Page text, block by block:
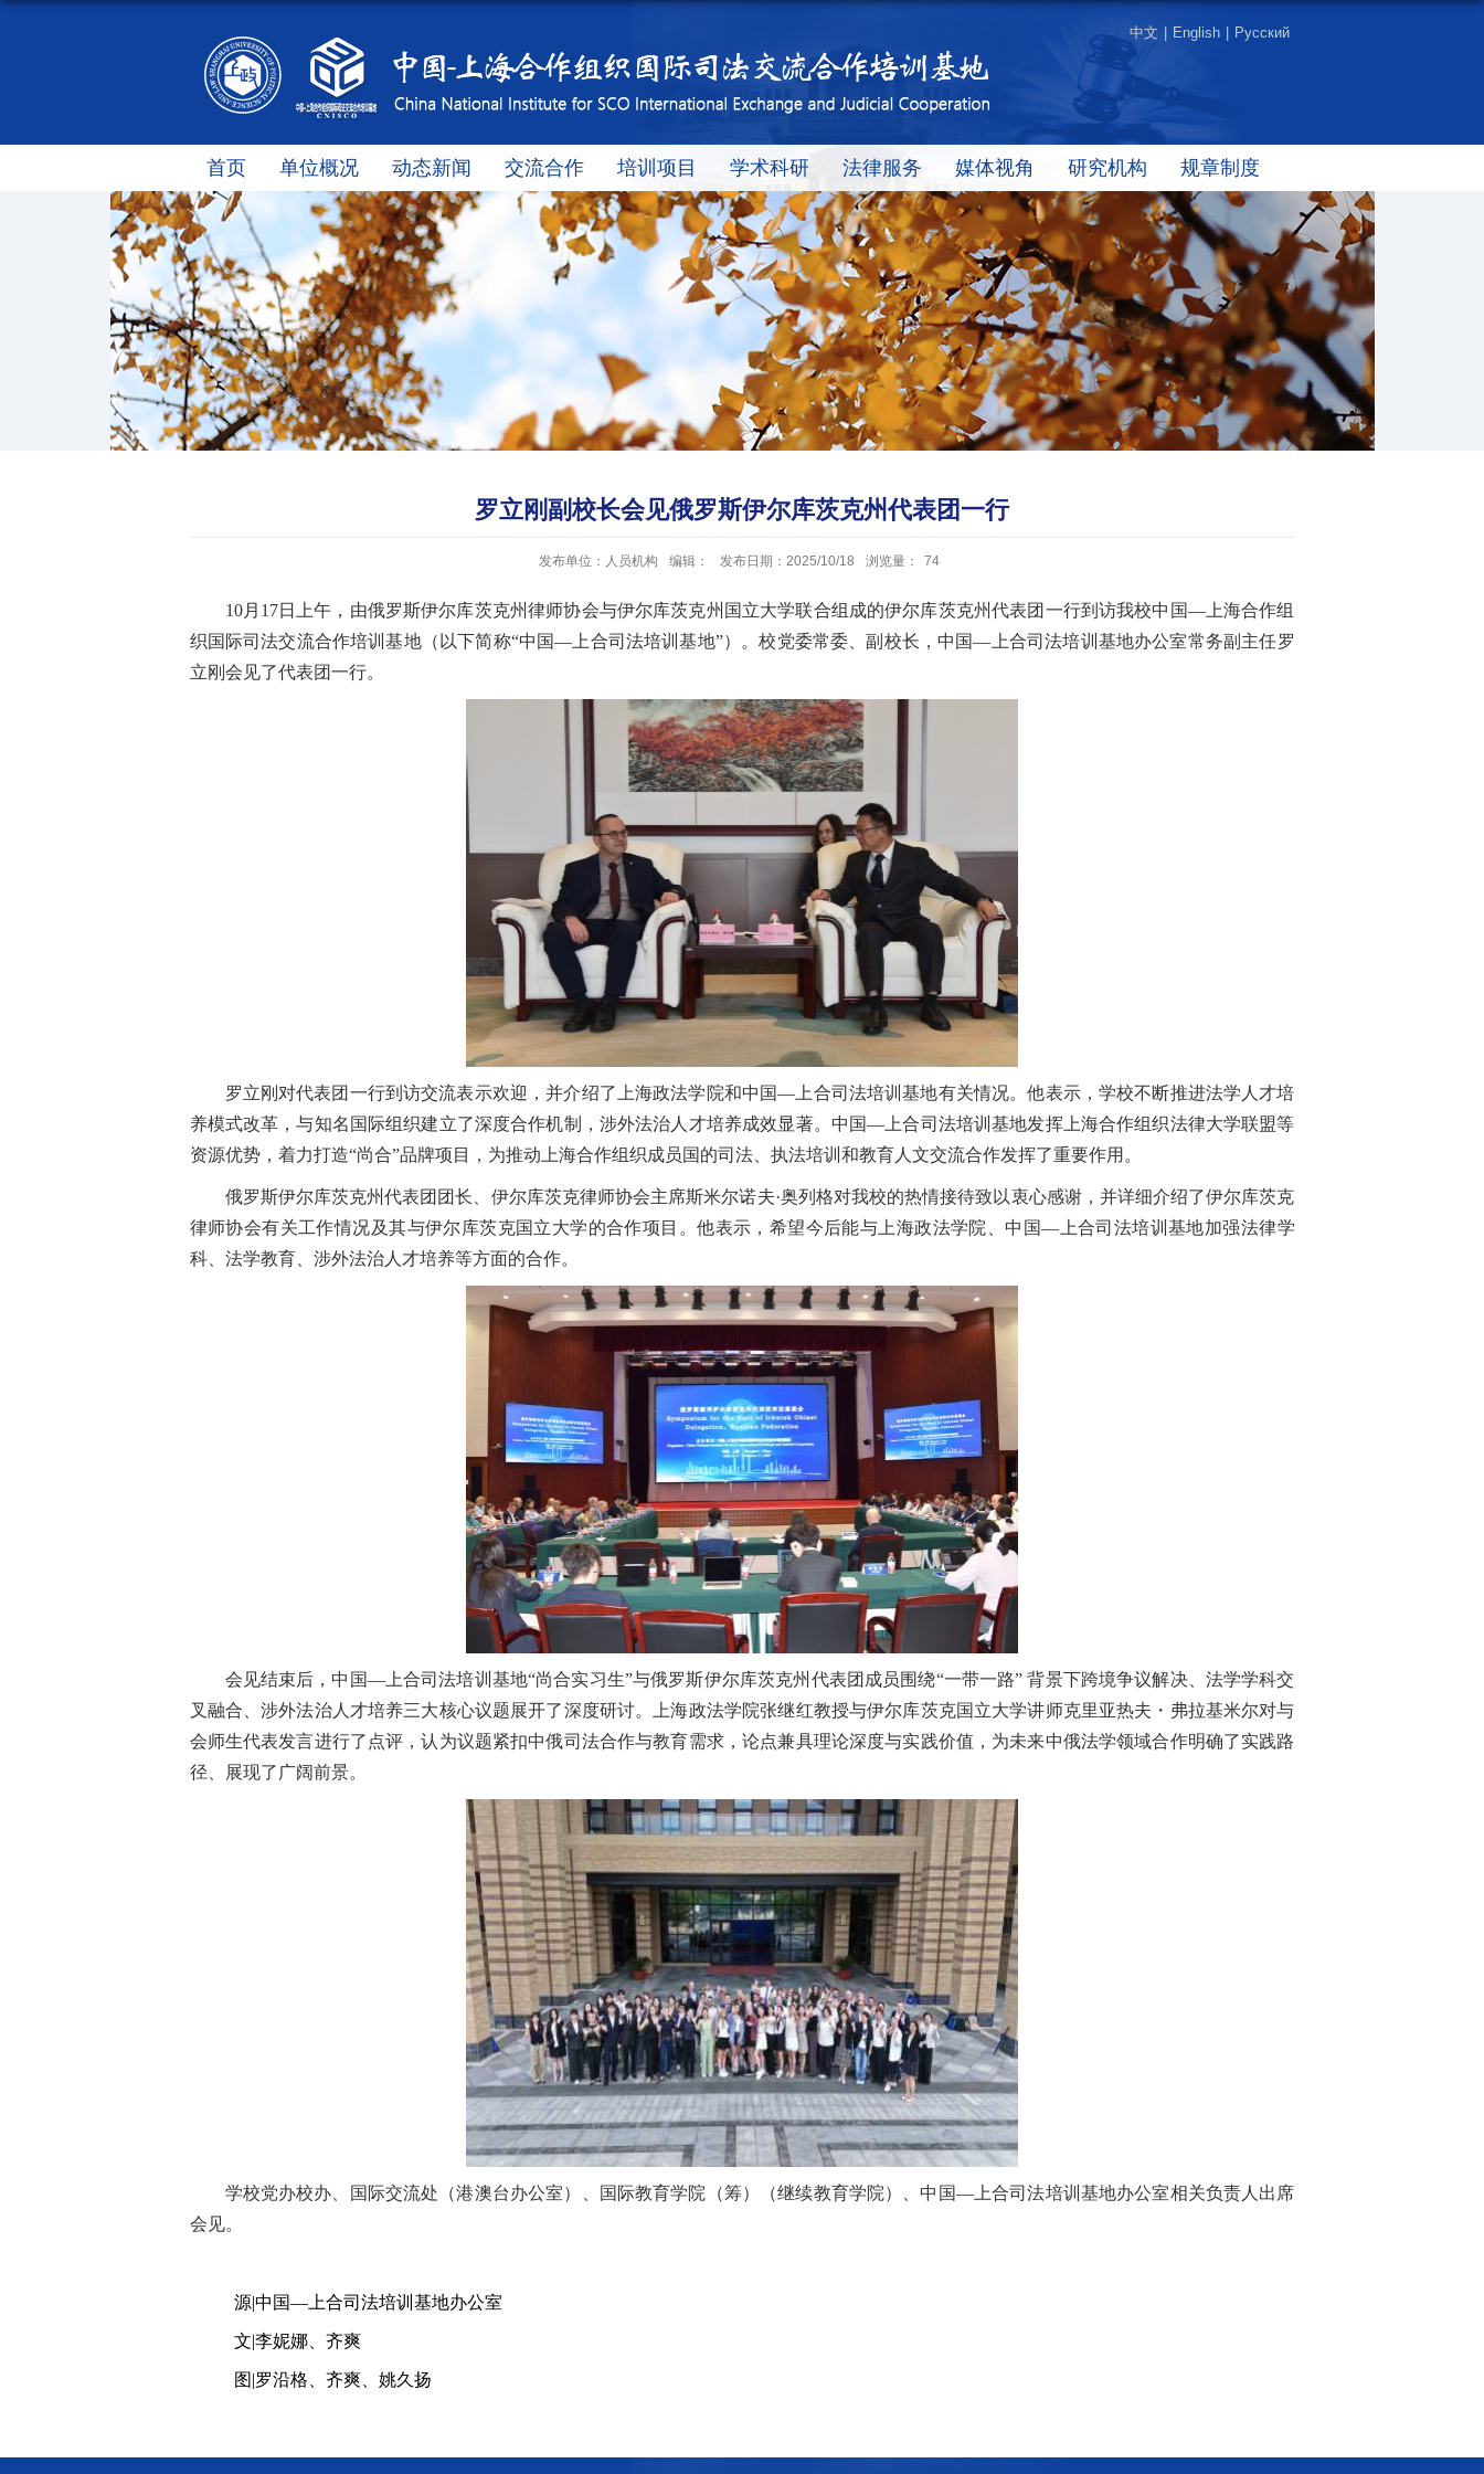
中文 English Русский
首页 单位概况 动态新闻 交流合作 培训项目 学术科研 法律服务 媒体视角 研究机构 规章制度
罗立刚副校长会见俄罗斯伊尔库茨克州代表团一行
发布单位：人员机构 编辑： 发布日期：2025/10/18 浏览量： 74
10月17日上午，由俄罗斯伊尔库茨克州律师协会与伊尔库茨克州国立大学联合组成的伊尔库茨克州代表团一行到访我校中国—上海合作组
织国际司法交流合作培训基地（以下简称“中国—上合司法培训基地”）。校党委常委、副校长，中国—上合司法培训基地办公室常务副主任罗
立刚会见了代表团一行。
罗立刚对代表团一行到访交流表示欢迎，并介绍了上海政法学院和中国—上合司法培训基地有关情况。他表示，学校不断推进法学人才培
养模式改革，与知名国际组织建立了深度合作机制，涉外法治人才培养成效显著。中国—上合司法培训基地发挥上海合作组织法律大学联盟等
资源优势，着力打造“尚合”品牌项目，为推动上海合作组织成员国的司法、执法培训和教育人文交流合作发挥了重要作用。
俄罗斯伊尔库茨克州代表团团长、伊尔库茨克律师协会主席斯米尔诺夫·奥列格对我校的热情接待致以衷心感谢，并详细介绍了伊尔库茨克
律师协会有关工作情况及其与伊尔库茨克国立大学的合作项目。他表示，希望今后能与上海政法学院、中国—上合司法培训基地加强法律学
科、法学教育、涉外法治人才培养等方面的合作。
会见结束后，中国—上合司法培训基地“尚合实习生”与俄罗斯伊尔库茨克州代表团成员围绕“一带一路” 背景下跨境争议解决、法学学科交
叉融合、涉外法治人才培养三大核心议题展开了深度研讨。上海政法学院张继红教授与伊尔库茨克国立大学讲师克里亚热夫・弗拉基米尔对与
会师生代表发言进行了点评，认为议题紧扣中俄司法合作与教育需求，论点兼具理论深度与实践价值，为未来中俄法学领域合作明确了实践路
径、展现了广阔前景。
学校党办校办、国际交流处（港澳台办公室）、国际教育学院（筹）（继续教育学院）、中国—上合司法培训基地办公室相关负责人出席
会见。
源|中国—上合司法培训基地办公室
文|李妮娜、齐爽
图|罗沿格、齐爽、 姚久扬